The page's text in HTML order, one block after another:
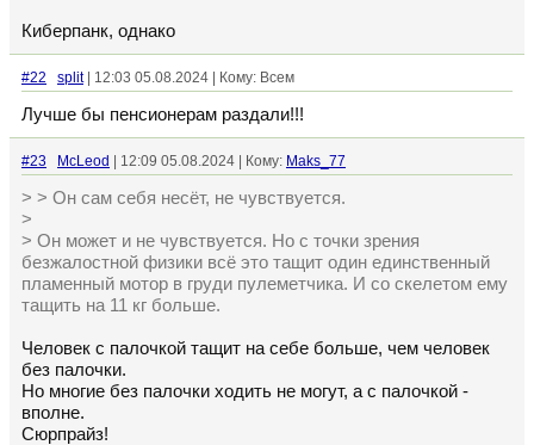
Киберпанк, однако
#22 split| 12:03 05.08.2024 | Кому: Всем
Лучше бы пенсионерам раздали!!!
#23 McLeod | 12:09 05.08.2024 | Кому: Maks_77
> > Он сам себя несёт, не чувствуется.
>
> Он может и не чувствуется. Но с точки зрения
безжалостной физики всё это тащит один единственный
пламенный мотор в груди пулеметчика. И со скелетом ему
тащить на 11 кг больше.
Человек с палочкой тащит на себе больше, чем человек
без палочки.
Но многие без палочки ходить не могут, а с палочкой -
вполне.
Сюрпрайз!